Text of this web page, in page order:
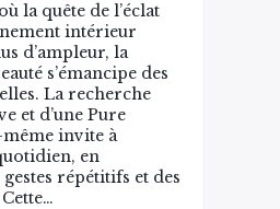
la quête de l’éclat
intérieur
d’ampleur, la
s’émancipe des
La recherche
et d’une Pure
invite à
en
gestes répétitifs et des